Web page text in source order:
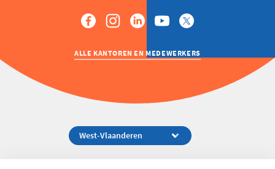
ALLE KANTOREN EN MEDEWERKERS